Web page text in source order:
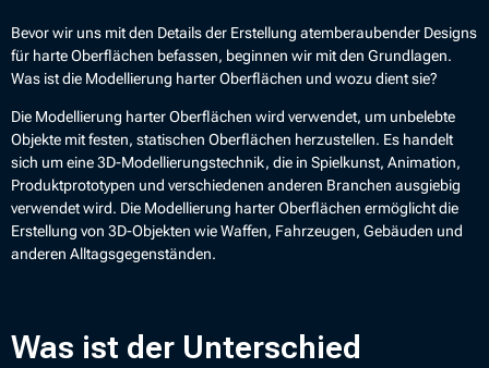
Bevor wir uns mit den Details der Erstellung atemberaubender Designs
für harte Oberflächen befassen, beginnen wir mit den Grundlagen.
Was ist die Modellierung harter Oberflächen und wozu dient sie?
Die Modellierung harter Oberflächen wird verwendet, um unbelebte
Objekte mit festen, statischen Oberflächen herzustellen. Es handelt
sich um eine 3D-Modellierungstechnik, die in Spielkunst, Animation,
Produktprototypen und verschiedenen anderen Branchen ausgiebig
verwendet wird. Die Modellierung harter Oberflächen ermöglicht die
Erstellung von 3D-Objekten wie Waffen, Fahrzeugen, Gebäuden und
anderen Alltagsgegenständen.
Was ist der Unterschied